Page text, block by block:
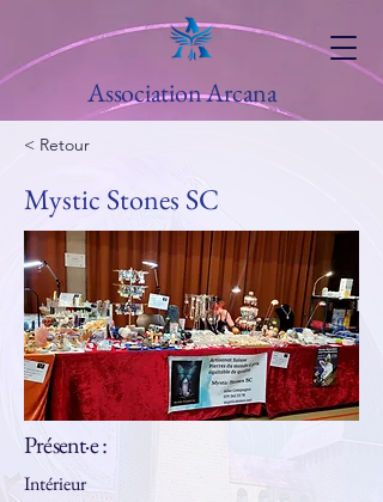
Association Arcana
< Retour
Mystic Stones SC
Présent·e :
Intérieur